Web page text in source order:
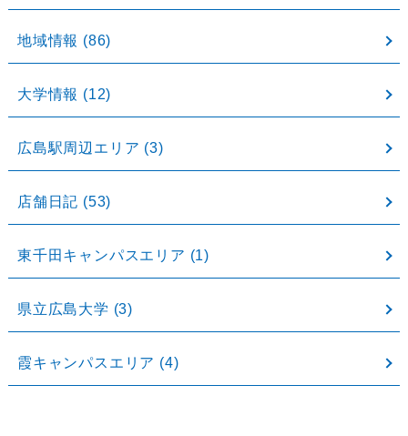
地域情報 (86)
大学情報 (12)
広島駅周辺エリア (3)
店舗日記 (53)
東千田キャンパスエリア (1)
県立広島大学 (3)
霞キャンパスエリア (4)